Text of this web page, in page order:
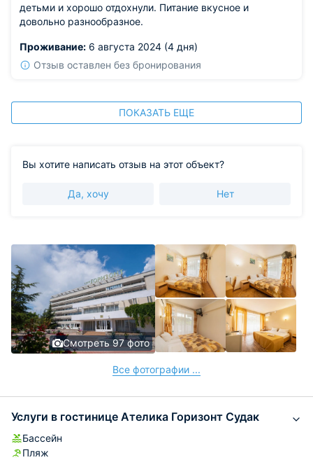
детьми и хорошо отдохнули. Питание вкусное и
довольно разнообразное.
Проживание: 6 августа 2024 (4 дня)
Отзыв оставлен без бронирования
ПОКАЗАТЬ ЕЩЕ
Вы хотите написать отзыв на этот объект?
Да, хочу Нет
Смотреть 97 фото
Все фотографии ...
Услуги в гостинице Ателика Горизонт Судак
Бассейн
Пляж